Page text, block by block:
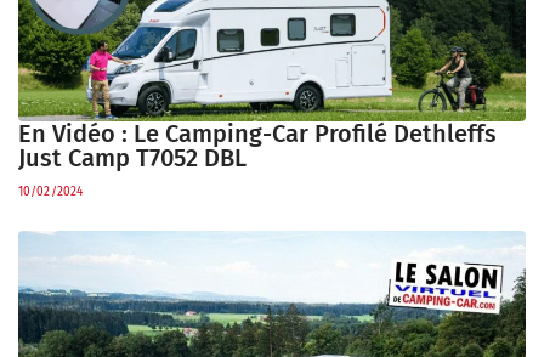
En Vidéo : Le Camping-Car Profilé Dethleffs
Just Camp T7052 DBL
10/02/2024